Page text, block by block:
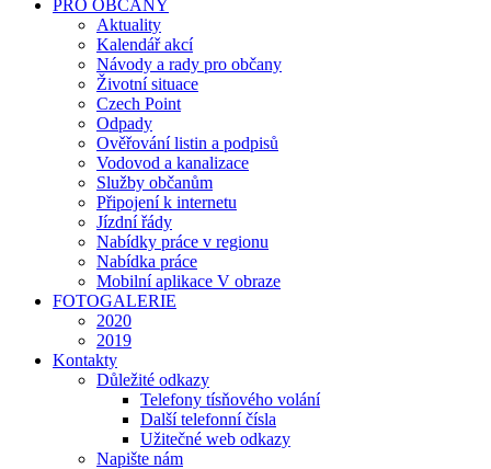
PRO OBČANY
Aktuality
Kalendář akcí
Návody a rady pro občany
Životní situace
Czech Point
Odpady
Ověřování listin a podpisů
Vodovod a kanalizace
Služby občanům
Připojení k internetu
Jízdní řády
Nabídky práce v regionu
Nabídka práce
Mobilní aplikace V obraze
FOTOGALERIE
2020
2019
Kontakty
Důležité odkazy
Telefony tísňového volání
Další telefonní čísla
Užitečné web odkazy
Napište nám